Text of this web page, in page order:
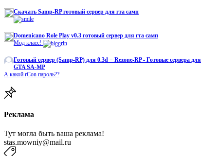
Скачать Samp-RP готовый сервер для гта самп
Domenicano Role Play v0.3 готовый сервер для гта самп
Мод класс!
Готовый сервер (Samp-RP) для 0.3d = Rezone-RP - Готовые сервера для
GTA SA-MP
А какой rCon пароль??
Реклама
Тут могла быть ваша реклама!
stas.mowniy@mail.ru